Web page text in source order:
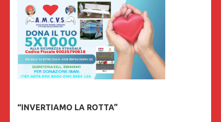
“INVERTIAMO LA ROTTA”